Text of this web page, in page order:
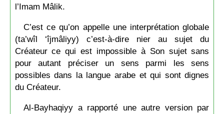
l’Imam Mâlik.
C’est ce qu’on appelle une interprétation globale
(ta’wîl ‘îjmâliyy) c’est-à-dire nier au sujet du
Créateur ce qui est impossible à Son sujet sans
pour autant préciser un sens parmi les sens
possibles dans la langue arabe et qui sont dignes
du Créateur.
Al-Bayhaqiyy a rapporté une autre version par